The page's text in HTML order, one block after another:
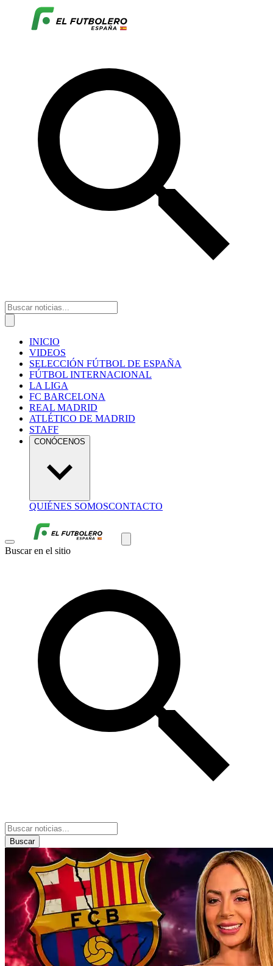
INICIO
VIDEOS
SELECCIÓN FÚTBOL DE ESPAÑA
FÚTBOL INTERNACIONAL
LA LIGA
FC BARCELONA
REAL MADRID
ATLÉTICO DE MADRID
STAFF
CONÓCENOS
QUIÉNES SOMOSCONTACTO
Buscar en el sitio
Buscar